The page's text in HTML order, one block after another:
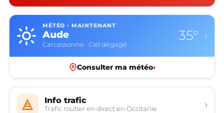
MÉTÉO · MAINTENANT
Aude
Carcassonne · Ciel dégagé
35° ›
Consulter ma météo›
Info trafic
Trafic routier en direct en Occitanie ›